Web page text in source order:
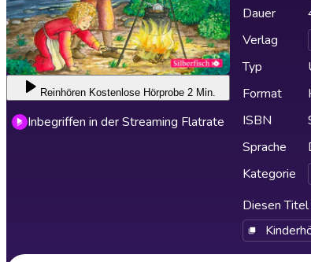
Reinhören Kostenlose Hörprobe 2 Min.
Inbegriffen in der Streaming Flatrate
Dauer
Verlag
Typ
Format
ISBN
Sprache
Kategorie
Diesen